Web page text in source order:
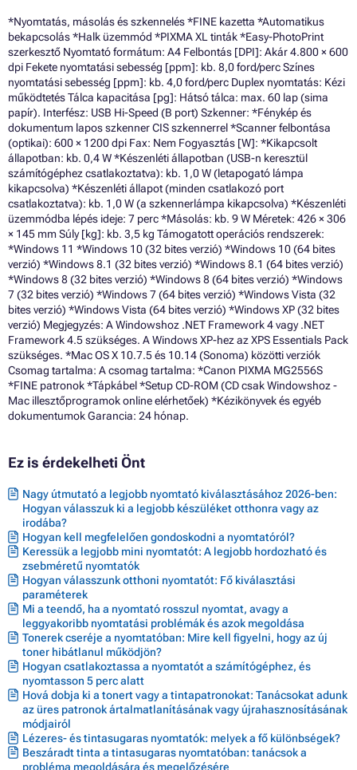
*Nyomtatás, másolás és szkennelés *FINE kazetta *Automatikus
bekapcsolás *Halk üzemmód *PIXMA XL tinták *Easy-PhotoPrint
szerkesztő Nyomtató formátum: A4 Felbontás [DPI]: Akár 4.800 × 600
dpi Fekete nyomtatási sebesség [ppm]: kb. 8,0 ford/perc Színes
nyomtatási sebesség [ppm]: kb. 4,0 ford/perc Duplex nyomtatás: Kézi
működtetés Tálca kapacitása [pg]: Hátsó tálca: max. 60 lap (sima
papír). Interfész: USB Hi-Speed (B port) Szkenner: *Fénykép és
dokumentum lapos szkenner CIS szkennerrel *Scanner felbontása
(optikai): 600 × 1200 dpi Fax: Nem Fogyasztás [W]: *Kikapcsolt
állapotban: kb. 0,4 W *Készenléti állapotban (USB-n keresztül
számítógéphez csatlakoztatva): kb. 1,0 W (letapogató lámpa
kikapcsolva) *Készenléti állapot (minden csatlakozó port
csatlakoztatva): kb. 1,0 W (a szkennerlámpa kikapcsolva) *Készenléti
üzemmódba lépés ideje: 7 perc *Másolás: kb. 9 W Méretek: 426 × 306
× 145 mm Súly [kg]: kb. 3,5 kg Támogatott operációs rendszerek:
*Windows 11 *Windows 10 (32 bites verzió) *Windows 10 (64 bites
verzió) *Windows 8.1 (32 bites verzió) *Windows 8.1 (64 bites verzió)
*Windows 8 (32 bites verzió) *Windows 8 (64 bites verzió) *Windows
7 (32 bites verzió) *Windows 7 (64 bites verzió) *Windows Vista (32
bites verzió) *Windows Vista (64 bites verzió) *Windows XP (32 bites
verzió) Megjegyzés: A Windowshoz .NET Framework 4 vagy .NET
Framework 4.5 szükséges. A Windows XP-hez az XPS Essentials Pack
szükséges. *Mac OS X 10.7.5 és 10.14 (Sonoma) közötti verziók
Csomag tartalma: A csomag tartalma: *Canon PIXMA MG2556S
*FINE patronok *Tápkábel *Setup CD-ROM (CD csak Windowshoz -
Mac illesztőprogramok online elérhetőek) *Kézikönyvek és egyéb
dokumentumok Garancia: 24 hónap.
Ez is érdekelheti Önt
Nagy útmutató a legjobb nyomtató kiválasztásához 2026-ben:
Hogyan válasszuk ki a legjobb készüléket otthonra vagy az
irodába?
Hogyan kell megfelelően gondoskodni a nyomtatóról?
Keressük a legjobb mini nyomtatót: A legjobb hordozható és
zsebméretű nyomtatók
Hogyan válasszunk otthoni nyomtatót: Fő kiválasztási
paraméterek
Mi a teendő, ha a nyomtató rosszul nyomtat, avagy a
leggyakoribb nyomtatási problémák és azok megoldása
Tonerek cseréje a nyomtatóban: Mire kell figyelni, hogy az új
toner hibátlanul működjön?
Hogyan csatlakoztassa a nyomtatót a számítógéphez, és
nyomtasson 5 perc alatt
Hová dobja ki a tonert vagy a tintapatronokat: Tanácsokat adunk
az üres patronok ártalmatlanításának vagy újrahasznosításának
módjairól
Lézeres- és tintasugaras nyomtatók: melyek a fő különbségek?
Beszáradt tinta a tintasugaras nyomtatóban: tanácsok a
probléma megoldására és megelőzésére